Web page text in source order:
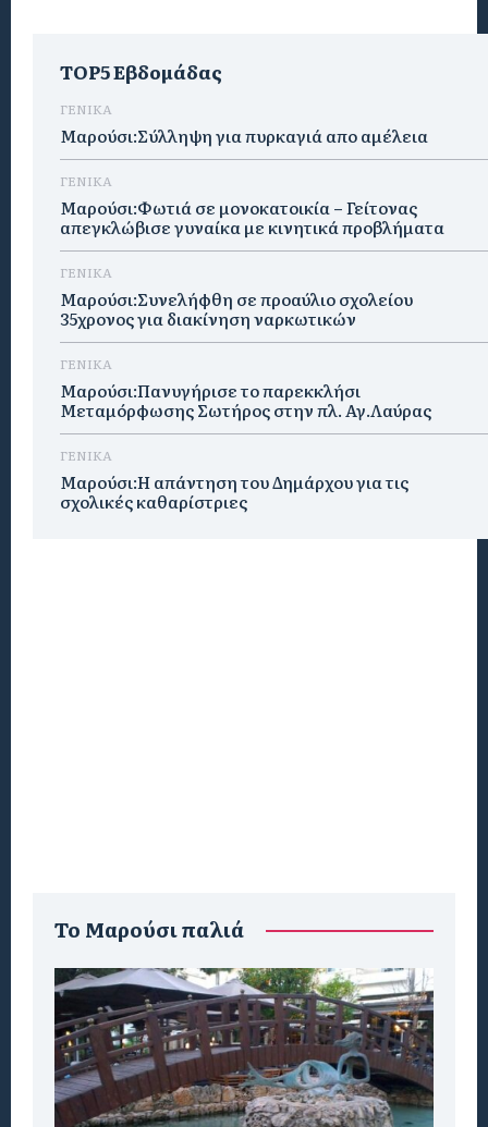
TOP5 Εβδομάδας
ΓΕΝΙΚΑ
Μαρούσι:Σύλληψη για πυρκαγιά απο αμέλεια
ΓΕΝΙΚΑ
Μαρούσι:Φωτιά σε μονοκατοικία – Γείτονας
απεγκλώβισε γυναίκα με κινητικά προβλήματα
ΓΕΝΙΚΑ
Μαρούσι:Συνελήφθη σε προαύλιο σχολείου
35χρονος για διακίνηση ναρκωτικών
ΓΕΝΙΚΑ
Μαρούσι:Πανυγήρισε το παρεκκλήσι
Μεταμόρφωσης Σωτήρος στην πλ. Αγ.Λαύρας
ΓΕΝΙΚΑ
Μαρούσι:Η απάντηση του Δημάρχου για τις
σχολικές καθαρίστριες
To Μαρούσι παλιά